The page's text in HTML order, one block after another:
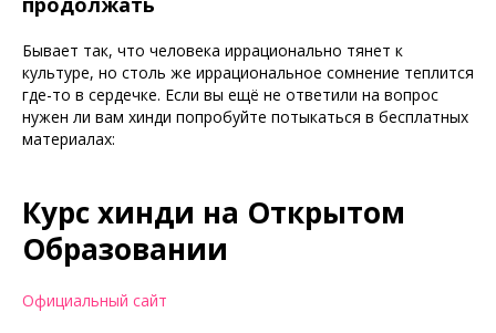
Бывает так, что человека иррационально тянет к
культуре, но столь же иррациональное сомнение теплится
где-то в сердечке. Если вы ещё не ответили на вопрос
нужен ли вам хинди попробуйте потыкаться в бесплатных
материалах:
Курс хинди на Открытом
Образовании
Официальный сайт